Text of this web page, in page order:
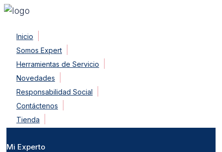
content
Inicio
Somos Expert
Herramientas de Servicio
Novedades
Responsabilidad Social
Contáctenos
Tienda
Mi Experto